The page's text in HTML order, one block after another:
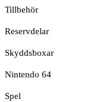
Tillbehör
Reservdelar
Skyddsboxar
Nintendo 64
Spel